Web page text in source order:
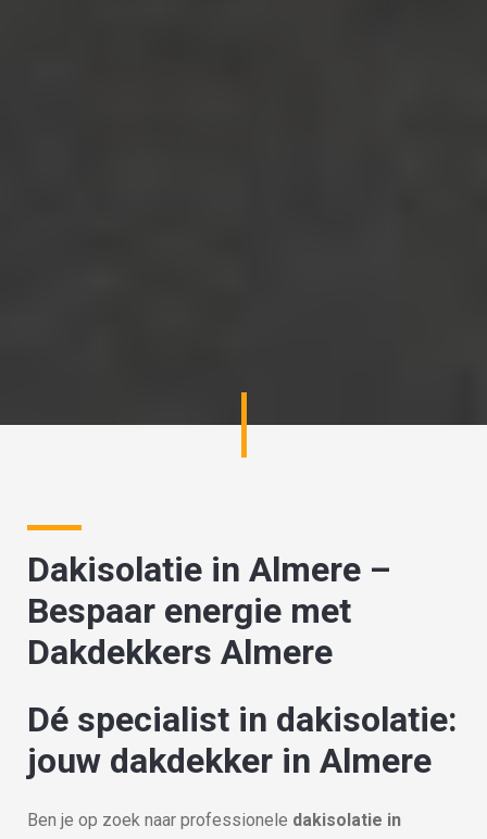
Dakisolatie in Almere –
Bespaar energie met
Dakdekkers Almere
Dé specialist in dakisolatie:
jouw dakdekker in Almere
Ben je op zoek naar professionele dakisolatie in